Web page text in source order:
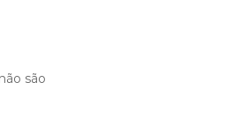
são